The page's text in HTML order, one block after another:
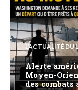
L'ACTUALITÉ DU
Alerte
Moyen-
des combats